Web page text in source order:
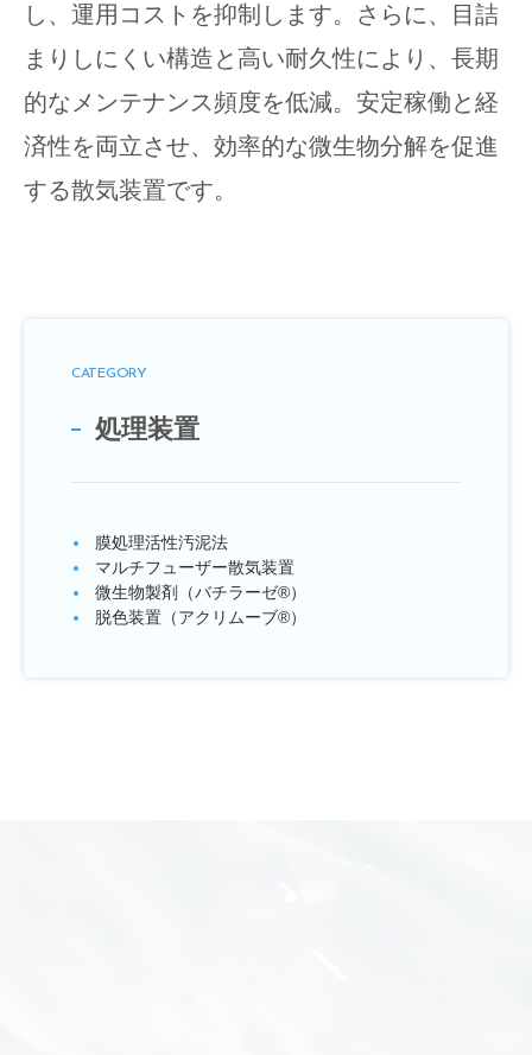
し、運用コストを抑制します。さらに、目詰
まりしにくい構造と高い耐久性により、長期
的なメンテナンス頻度を低減。安定稼働と経
済性を両立させ、効率的な微生物分解を促進
する散気装置です。
CATEGORY
処理装置
膜処理活性汚泥法
マルチフューザー散気装置
微生物製剤（バチラーゼ®）
脱色装置（アクリムーブ®）